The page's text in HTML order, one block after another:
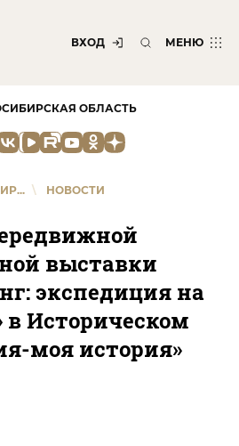
ВХОД МЕНЮ
ОБЛАСТЬ
\ НОВОСТИ
выставки
экспедиция на
в Историческом
моя история»